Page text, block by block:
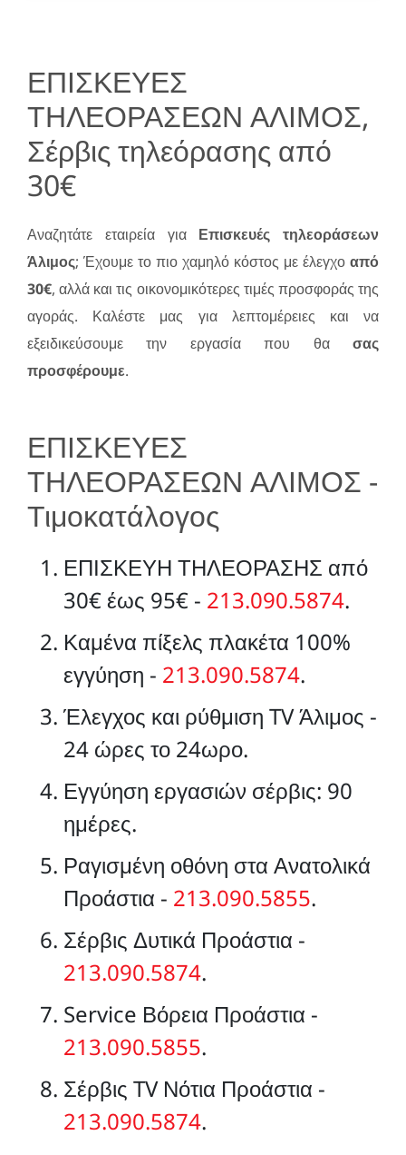
ΕΠΙΣΚΕΥΕΣ
ΤΗΛΕΟΡΑΣΕΩΝ ΑΛΙΜΟΣ,
Σέρβις τηλεόρασης από
30€
Αναζητάτε εταιρεία για Επισκευές τηλεοράσεων
Άλιμος; Έχουμε το πιο χαμηλό κόστος με έλεγχο από
30€, αλλά και τις οικονομικότερες τιμές προσφοράς της
αγοράς. Καλέστε μας για λεπτομέρειες και να
εξειδικεύσουμε την εργασία που θα σας
προσφέρουμε.
ΕΠΙΣΚΕΥΕΣ
ΤΗΛΕΟΡΑΣΕΩΝ ΑΛΙΜΟΣ -
Τιμοκατάλογος
ΕΠΙΣΚΕΥΗ ΤΗΛΕΟΡΑΣΗΣ από
30€ έως 95€ - 213.090.5874.
Καμένα πίξελς πλακέτα 100%
εγγύηση - 213.090.5874.
Έλεγχος και ρύθμιση TV Άλιμος -
24 ώρες το 24ωρο.
Εγγύηση εργασιών σέρβις: 90
ημέρες.
Ραγισμένη οθόνη στα Ανατολικά
Προάστια - 213.090.5855.
Σέρβις Δυτικά Προάστια -
213.090.5874.
Service Βόρεια Προάστια -
213.090.5855.
Σέρβις TV Νότια Προάστια -
213.090.5874.